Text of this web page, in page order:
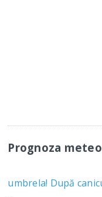
Prognoza meteo
umbrela! După